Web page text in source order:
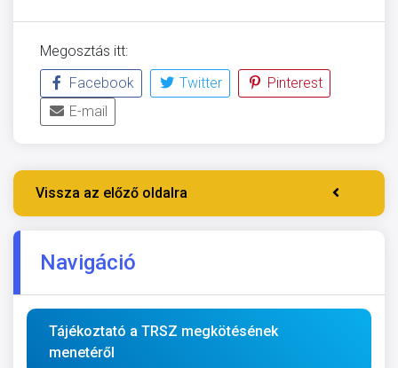
Megosztás itt:
Facebook
Twitter
Pinterest
E-mail
Vissza az előző oldalra
Navigáció
Tájékoztató a TRSZ megkötésének
menetéről